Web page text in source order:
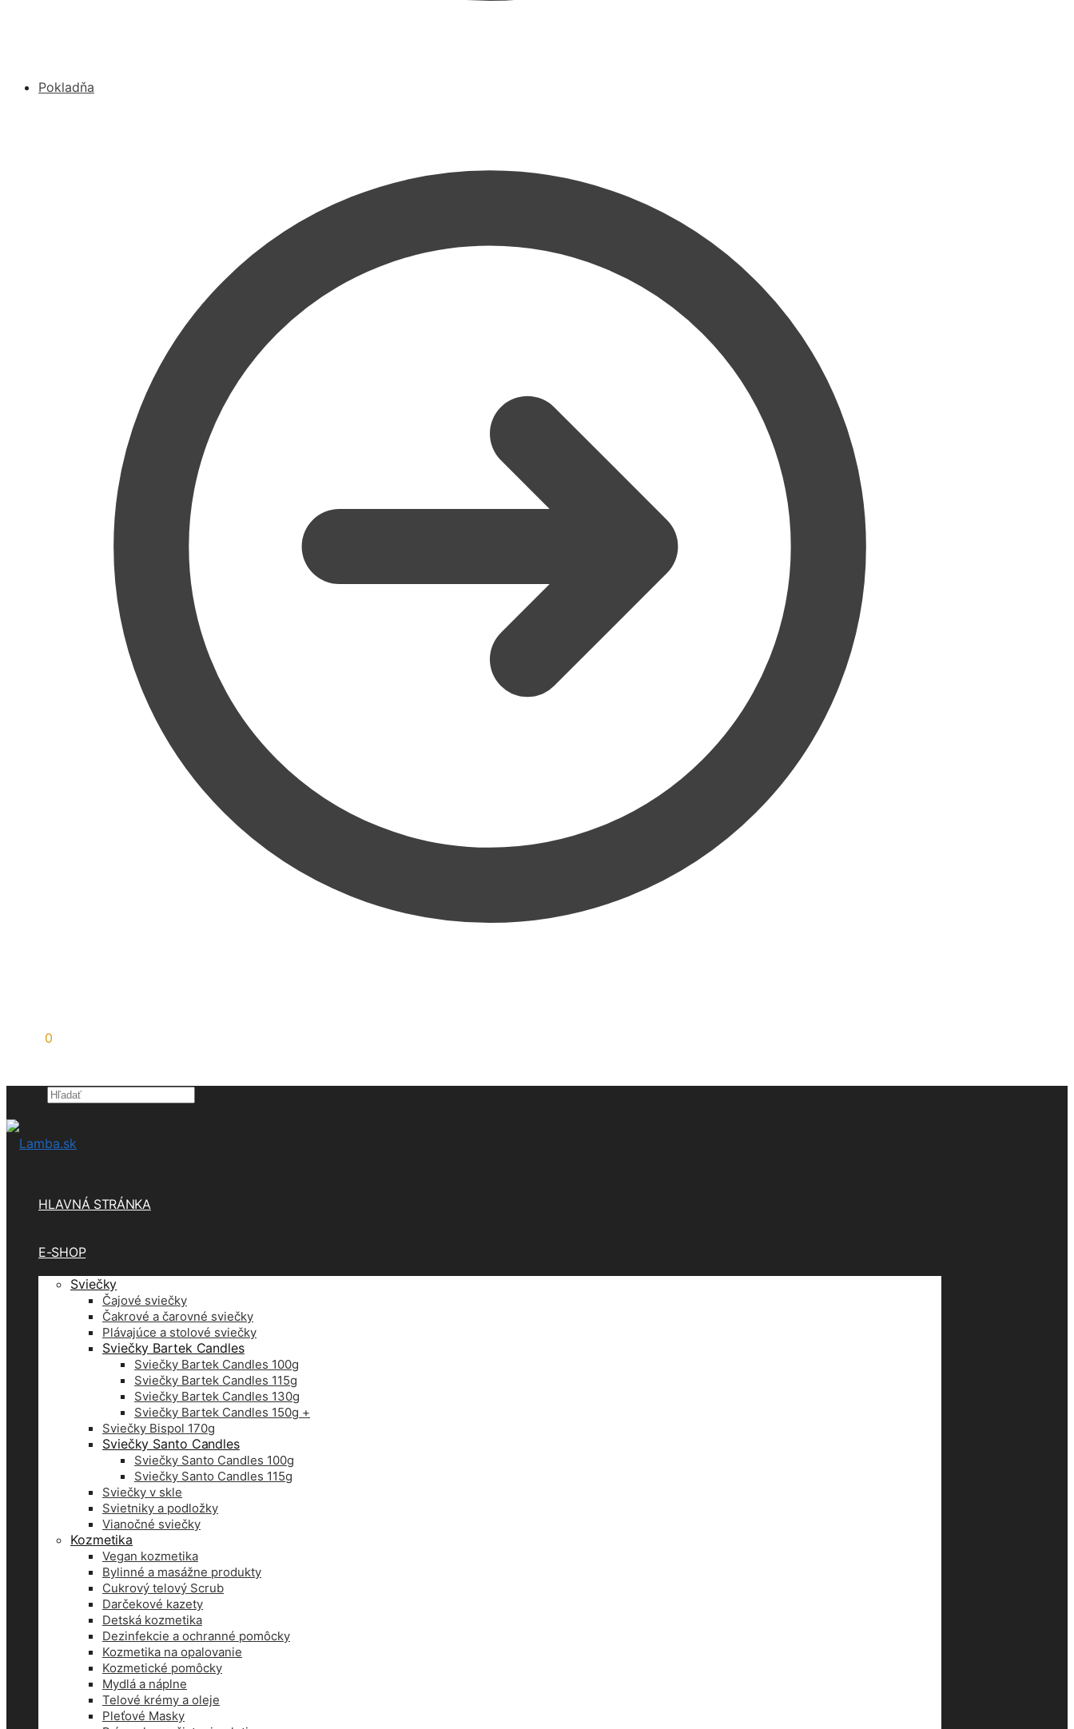
Pokladňa
0
HLAVNÁ STRÁNKA
E-SHOP
Sviečky
Čajové sviečky
Čakrové a čarovné sviečky
Plávajúce a stolové sviečky
Sviečky Bartek Candles
Sviečky Bartek Candles 100g
Sviečky Bartek Candles 115g
Sviečky Bartek Candles 130g
Sviečky Bartek Candles 150g +
Sviečky Bispol 170g
Sviečky Santo Candles
Sviečky Santo Candles 100g
Sviečky Santo Candles 115g
Sviečky v skle
Svietniky a podložky
Vianočné sviečky
Kozmetika
Vegan kozmetika
Bylinné a masážne produkty
Cukrový telový Scrub
Darčekové kazety
Detská kozmetika
Dezinfekcie a ochranné pomôcky
Kozmetika na opalovanie
Kozmetické pomôcky
Mydlá a náplne
Telové krémy a oleje
Pleťové Masky